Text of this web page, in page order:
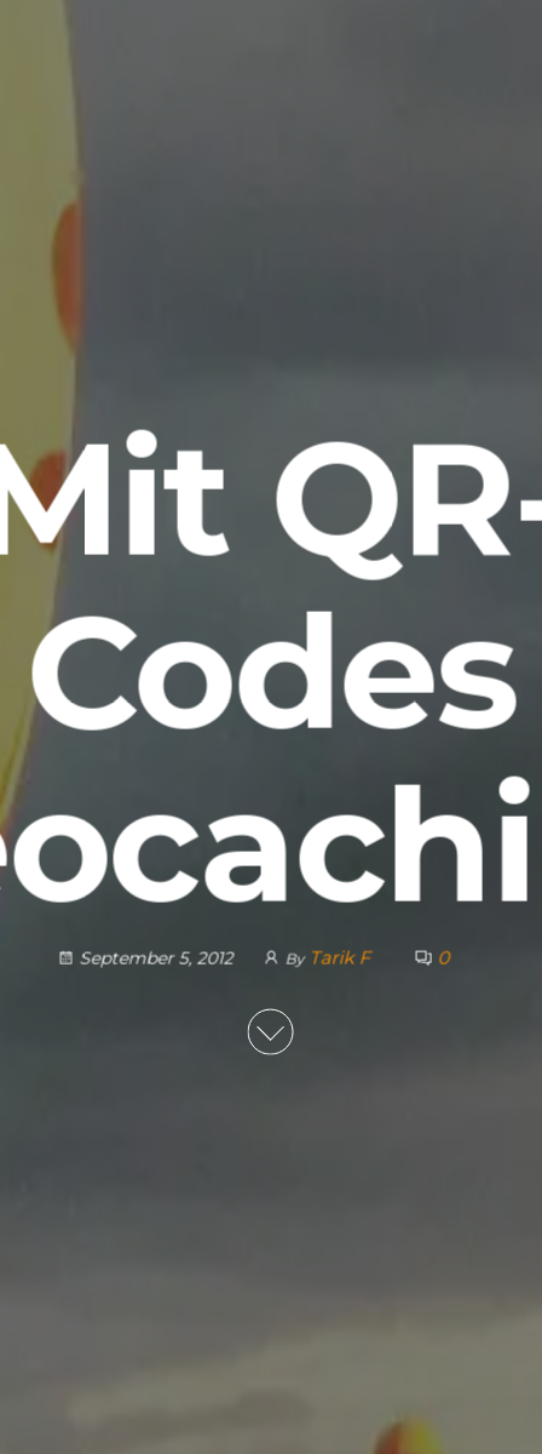
Codes
September 5, 2012 By Tarik F 0